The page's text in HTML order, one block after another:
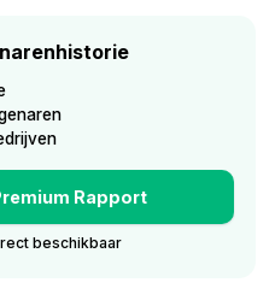
Rapport
beschikbaar